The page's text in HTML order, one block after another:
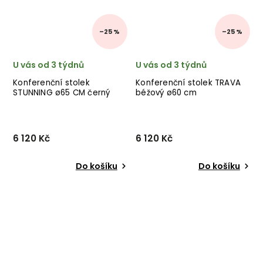
–25 %
Konferenční stolek
STUNNING ø65 CM černý
U vás od 3 týdnů
6 120 Kč
Do košíku
–25 %
Konferenční stolek TRAVA
béžový ø60 cm
U vás od 3 týdnů
6 120 Kč
Do košíku